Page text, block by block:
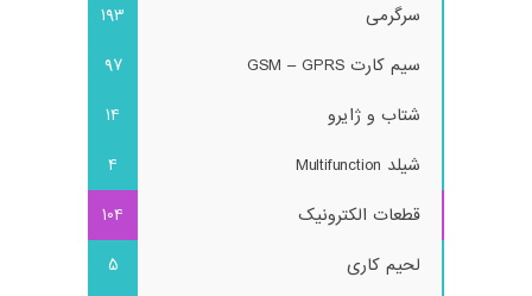
سرگرمی
193
سیم کارت GSM – GPRS
97
شتاب و ژایرو
14
شیلد Multifunction
4
قطعات الکترونیک
104
لحیم کاری
5